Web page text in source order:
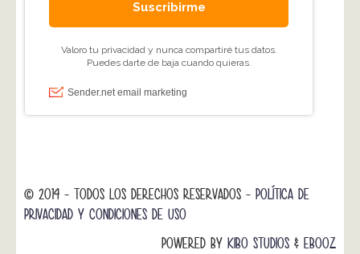
© 2014 - TODOS LOS DERECHOS RESERVADOS - POLÍTICA DE
PRIVACIDAD Y CONDICIONES DE USO
POWERED BY KIBO STUDIOS & EBOOZ